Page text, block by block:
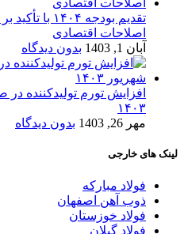
تقدیم بودجه
اصلاحات اقتصادی
آبان 1, 1403
بدون دیدگاه
۱۴۰۳
مهر 26, 1403
بدون دیدگاه
لینک های خارجی
فولاد مبارکه
ذوب آهن اصفهان
فولاد خوزستان
فولاد گیلان